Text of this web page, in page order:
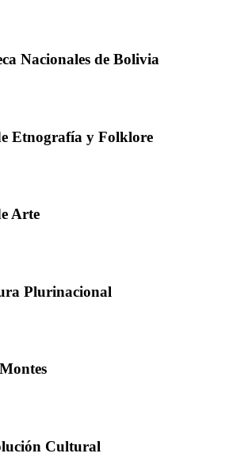
Nacionales de Bolivia
Etnografía y Folklore
Arte
Plurinacional
Cultural